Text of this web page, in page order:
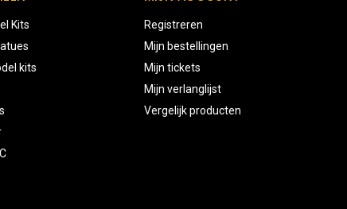
Kits
kits
Registreren
Mijn bestellingen
Mijn tickets
Mijn verlanglijst
Vergelijk producten